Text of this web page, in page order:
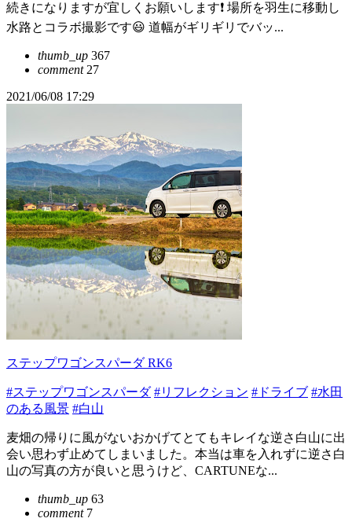
続きになりますが宜しくお願いします❗ 場所を羽生に移動し
水路とコラボ撮影です😃 道幅がギリギリでバッ...
thumb_up 367
comment27
2021/06/08 17:29
ステップワゴンスパーダ RK6
#ステップワゴンスパーダ #リフレクション #ドライブ #水田
のある風景 #白山
麦畑の帰りに風がないおかげてとてもキレイな逆さ白山に出
会い思わず止めてしまいました。本当は車を入れずに逆さ白
山の写真の方が良いと思うけど、CARTUNEな...
thumb_up 63
comment7